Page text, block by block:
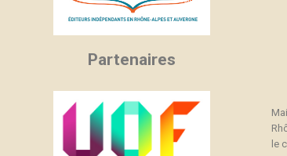
Partenaires
le